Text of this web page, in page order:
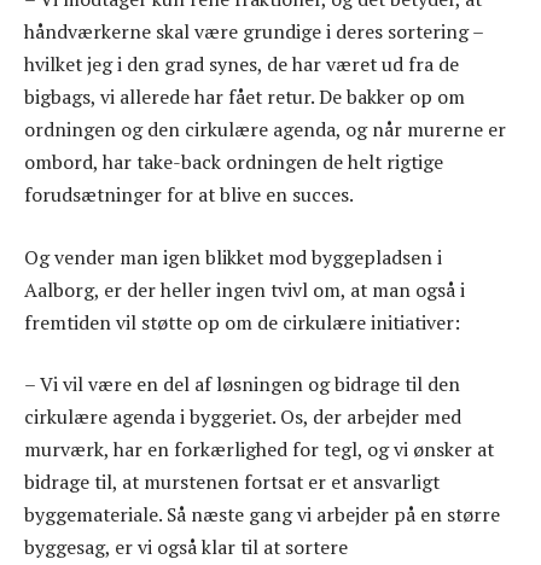
håndværkerne skal være grundige i deres sortering –
hvilket jeg i den grad synes, de har været ud fra de
bigbags, vi allerede har fået retur. De bakker op om
ordningen og den cirkulære agenda, og når murerne er
ombord, har take-back ordningen de helt rigtige
forudsætninger for at blive en succes.
Og vender man igen blikket mod byggepladsen i
Aalborg, er der heller ingen tvivl om, at man også i
fremtiden vil støtte op om de cirkulære initiativer:
– Vi vil være en del af løsningen og bidrage til den
cirkulære agenda i byggeriet. Os, der arbejder med
murværk, har en forkærlighed for tegl, og vi ønsker at
bidrage til, at murstenen fortsat er et ansvarligt
byggemateriale. Så næste gang vi arbejder på en større
byggesag, er vi også klar til at sortere